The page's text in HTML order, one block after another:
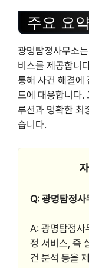
주요 요
광명탐정사무소
비스를 제공합니
통해 사건 해결에
드에 대응합니다.
루션과 명확한 최
습니다.
Q: 광명탐정
A: 광명탐정사
정 서비스, 즉
건 분석 등을